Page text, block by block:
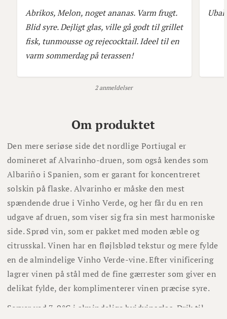
Abrikos, Melon, noget ananas. Varm frugt.
Blid syre. Dejligt glas, ville gå godt til grillet
fisk, tunmousse og rejecocktail. Ideel til en
varm sommerdag på terassen!
2 anmeldelser
Om produktet
Den mere seriøse side det nordlige Portiugal er
domineret af Alvarinho-druen, som også kendes som
Albariño i Spanien, som er garant for koncentreret
solskin på flaske. Alvarinho er måske den mest
spændende drue i Vinho Verde, og her får du en ren
udgave af druen, som viser sig fra sin mest harmoniske
side. Sprød vin, som er pakket med moden æble og
citrusskal. Vinen har en fløjlsblød tekstur og mere fylde
en de almindelige Vinho Verde-vine. Efter vinificering
lagrer vinen på stål med de fine gærrester som giver en
delikat fylde, der komplimenterer vinen præcise syre.
Server ved 7-9°C i almindelige hvidvinsglas. Drik til